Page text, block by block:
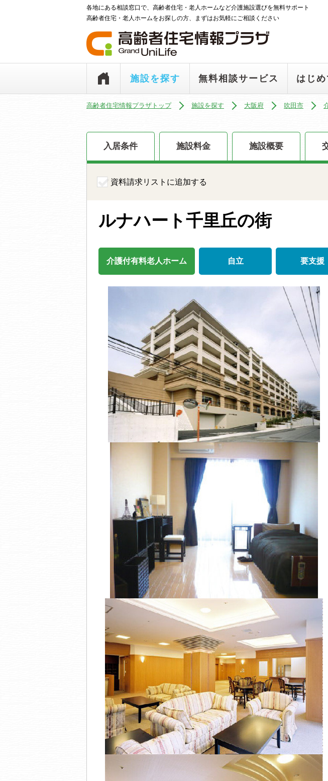
各地にある相談窓口で、高齢者住宅・老人ホームなど介護施設選びを無料サポート
高齢者住宅・老人ホームをお探しの方、まずはお気軽にご相談ください
施設を探す 無料相談サービス はじ
高齢者住宅情報プラザトップ 施設を探す 大阪府 吹田市
入居条件 施設料金 施設概要
資料請求リストに追加する
ルナハート千里丘の街
介護付有料老人ホーム 自立 要支援